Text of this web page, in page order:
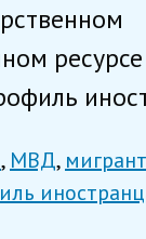
ресурсе
МВД